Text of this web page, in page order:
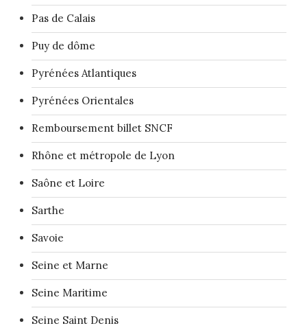
Pas de Calais
Puy de dôme
Pyrénées Atlantiques
Pyrénées Orientales
Remboursement billet SNCF
Rhône et métropole de Lyon
Saône et Loire
Sarthe
Savoie
Seine et Marne
Seine Maritime
Seine Saint Denis